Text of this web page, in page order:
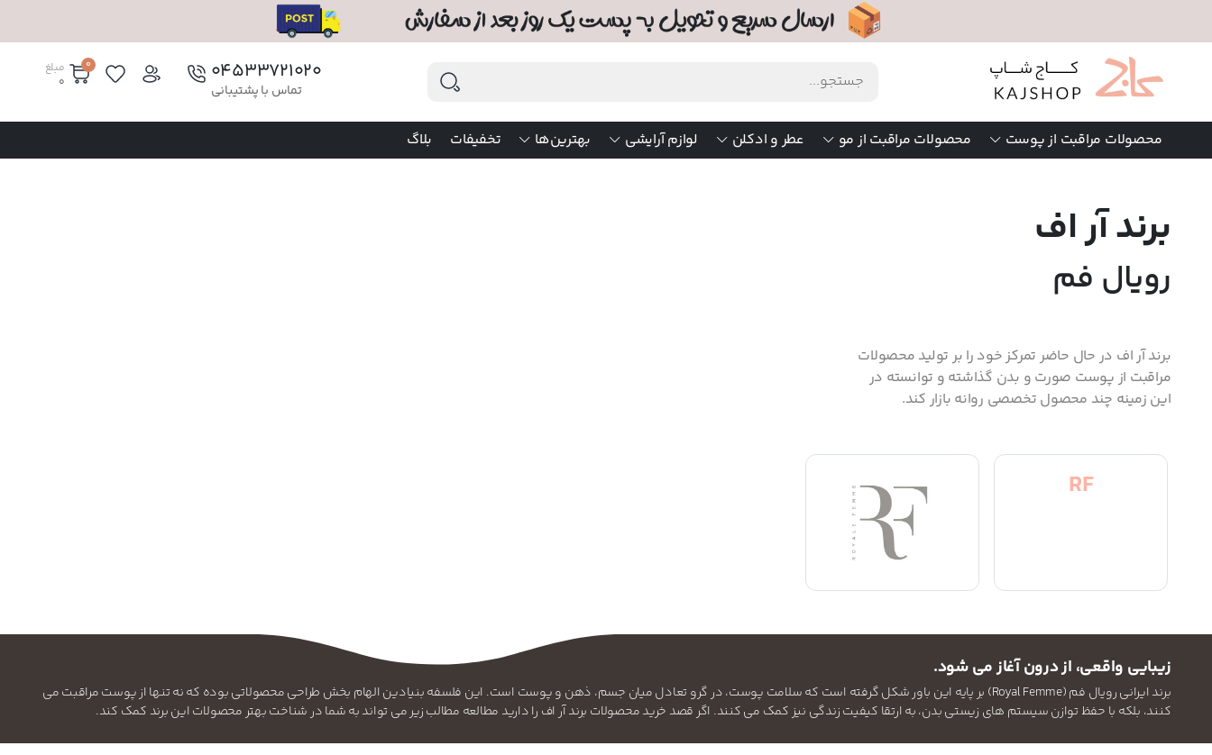
۰۴۵۳۳۷۲۱۰۲۰
تماس با پشتیبانی
مبلغ
0
0
محصولات مراقبت از پوست محصولات مراقبت از مو عطر و ادکلن لوازم آرایشی بهترین‌ها تخفیفات بلاگ
برند آر اف
رویال فم
برند آر اف در حال حاضر تمرکز خود را بر تولید محصولات
مراقبت از پوست صورت و بدن گذاشته و توانسته در
این زمینه چند محصول تخصصی روانه بازار کند.
RF
زیبایی واقعی، از درون آغاز می شود.
برند ایرانی رویال فم (Royal Femme) بر پایه این باور شکل گرفته است که سلامت پوست، در گرو تعادل میان جسم، ذهن و پوست است. این فلسفه بنیادین الهام بخش طراحی محصولاتی بوده که نه تنها از پوست مراقبت می
کنند، بلکه با حفظ توازن سیستم های زیستی بدن، به ارتقا کیفیت زندگی نیز کمک می کنند. اگر قصد خرید محصولات برند آر اف را دارید مطالعه مطالب زیر می تواند به شما در شناخت بهتر محصولات این برند کمک کند.